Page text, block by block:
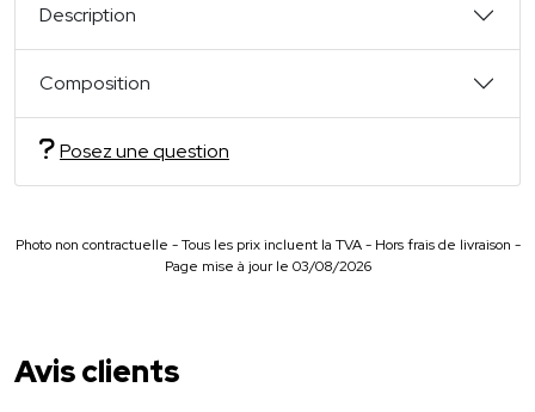
Description
Composition
Posez une question
Photo non contractuelle - Tous les prix incluent la TVA - Hors frais de livraison -
Page mise à jour le 03/08/2026
Avis clients